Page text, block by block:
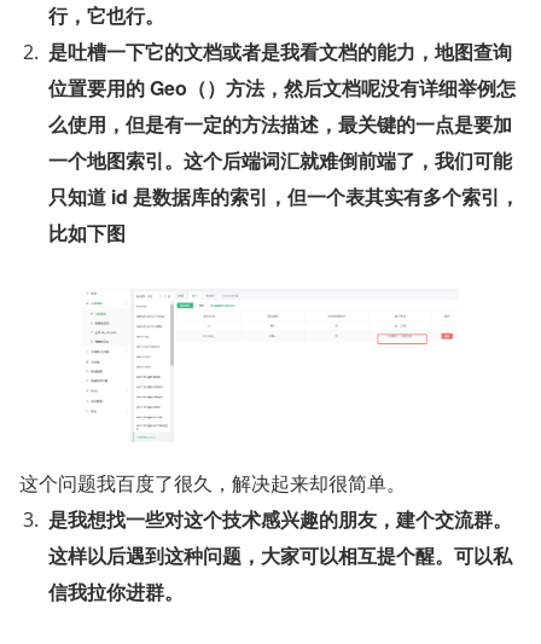
行，它也行。
是吐槽一下它的文档或者是我看文档的能力，地图查询
位置要用的 Geo（）方法，然后文档呢没有详细举例怎
么使用，但是有一定的方法描述，最关键的一点是要加
一个地图索引。这个后端词汇就难倒前端了，我们可能
只知道 id 是数据库的索引，但一个表其实有多个索引，
比如下图
这个问题我百度了很久，解决起来却很简单。
是我想找一些对这个技术感兴趣的朋友，建个交流群。
这样以后遇到这种问题，大家可以相互提个醒。可以私
信我拉你进群。